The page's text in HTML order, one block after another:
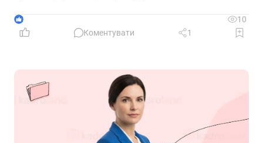
1
10
Коментувати
1